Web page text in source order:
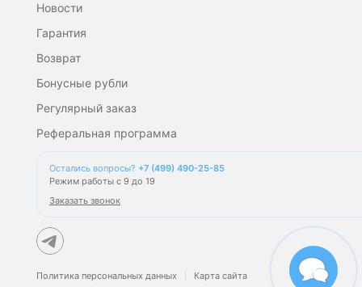
Новости
Гарантия
Возврат
Бонусные рубли
Регулярный заказ
Реферальная программа
Остались вопросы? +7 (499) 490-25-85
Режим работы с 9 до 19
Заказать звонок
Политика персональных данных Карта сайта